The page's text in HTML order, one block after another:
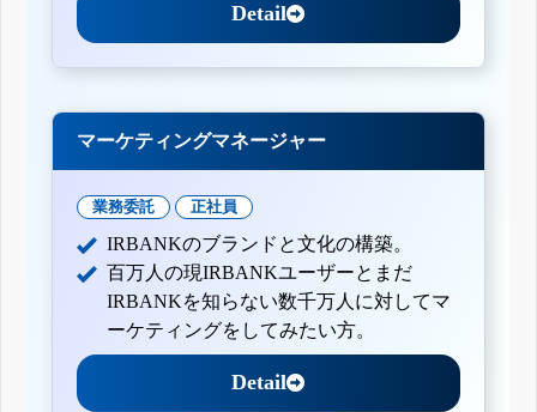
Detail
マーケティングマネージャー
業務委託 正社員
IRBANKのブランドと文化の構築。
百万人の現IRBANKユーザーとまだ
IRBANKを知らない数千万人に対してマ
ーケティングをしてみたい方。
Detail